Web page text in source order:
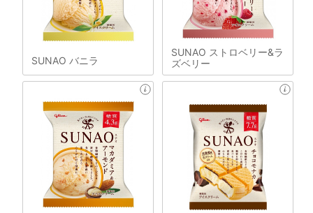
SUNAO バニラ
SUNAO ストロベリー&ラ
ズベリー